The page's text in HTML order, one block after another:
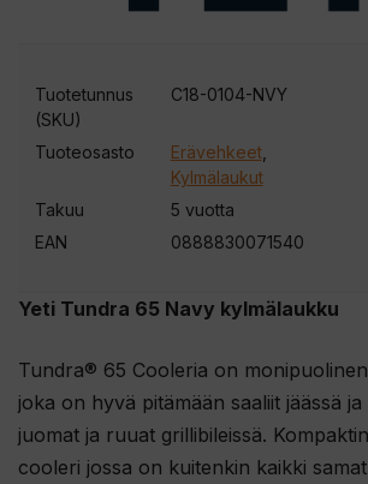
Yeti Tundra 65 Navy kylmälaukku
Tundra® 65 Cooleria on
joka on hyvä pitämään saaliit jäässä
juomat ja ruuat grillibileissä.
cooleri jossa on kuitenkin kaikki
Tuotetunnus
(SKU)
C18-0104-NVY
Tuoteosasto Erävehkeet,
Kylmälaukut
Takuu
5 vuotta
EAN
0888830071540